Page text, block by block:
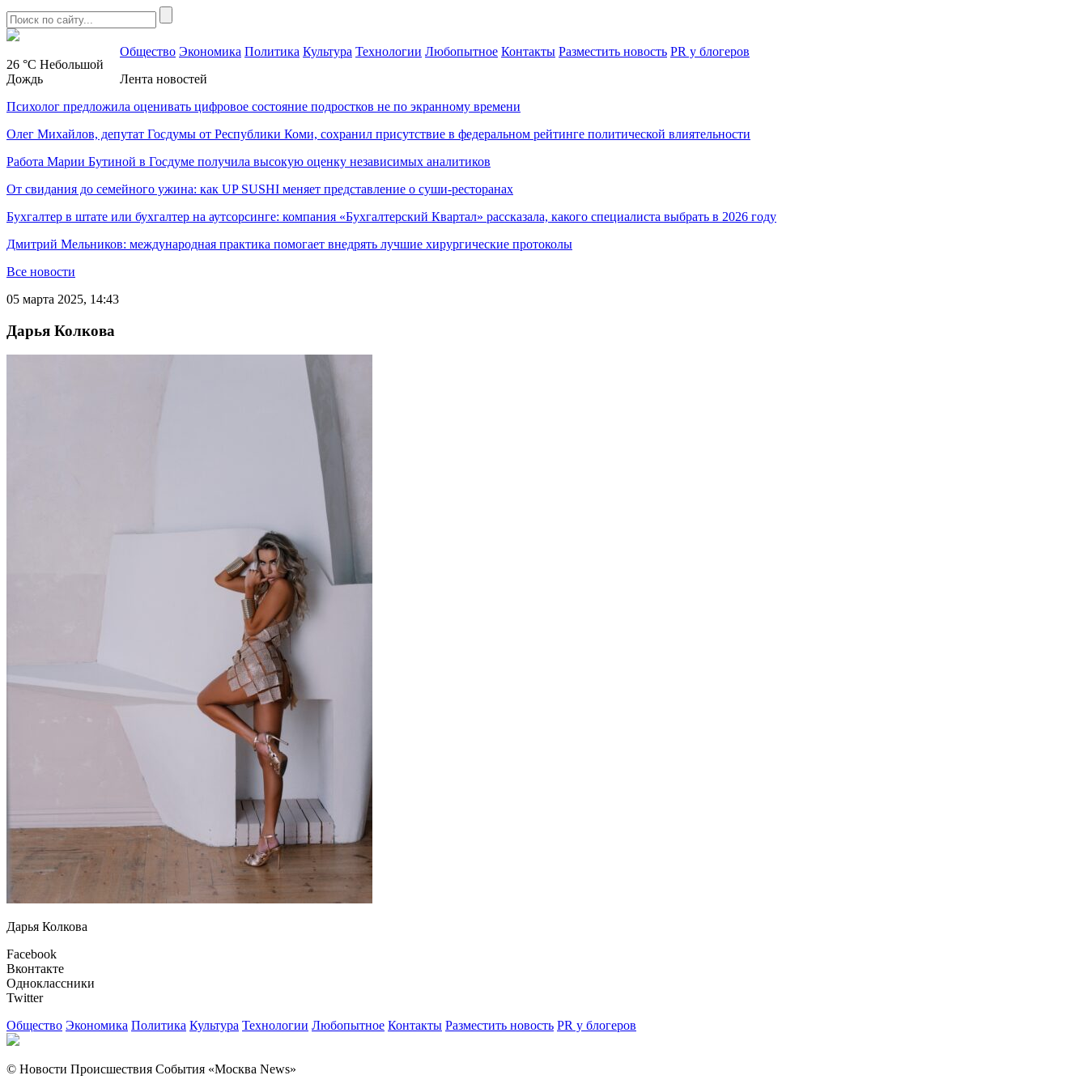
26 °C Небольшой
Дождь
Общество Экономика Политика Культура Технологии Любопытное Контакты Разместить новость PR у блогеров
Лента новостей
Психолог предложила оценивать цифровое состояние подростков не по экранному времени
Олег Михайлов, депутат Госдумы от Республики Коми, сохранил присутствие в федеральном рейтинге политической влиятельности
Работа Марии Бутиной в Госдуме получила высокую оценку независимых аналитиков
От свидания до семейного ужина: как UP SUSHI меняет представление о суши-ресторанах
Бухгалтер в штате или бухгалтер на аутсорсинге: компания «Бухгалтерский Квартал» рассказала, какого специалиста выбрать в 2026 году
Дмитрий Мельников: международная практика помогает внедрять лучшие хирургические протоколы
Все новости
05 марта 2025, 14:43
Дарья Колкова
Дарья Колкова
Facebook
Вконтакте
Одноклассники
Twitter
Общество Экономика Политика Культура Технологии Любопытное Контакты Разместить новость PR у блогеров
© Новости Происшествия События «Москва News»